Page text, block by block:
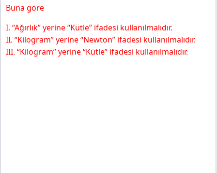
Buna göre
I. “Ağırlık” yerine “Kütle” ifadesi kullanılmalıdır.
II. “Kilogram” yerine “Newton” ifadesi kullanılmalıdır.
III. “Kilogram” yerine “Kütle” ifadesi kullanılmalıdır.